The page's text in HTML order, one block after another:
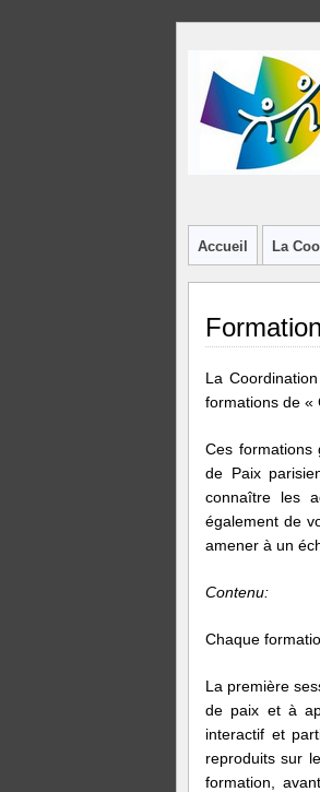
Accueil La
La
formations de «
Ces formations
de Paix
connaître les
également de
amener à un
Contenu:
Chaque
La première
de paix et à
interactif et
reproduits sur
formation,